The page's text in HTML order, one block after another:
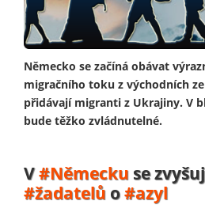
Německo se začíná obávat
migračního toku z východních
přidávají migranti z Ukrajiny. V
bude těžko zvládnutelné.
V#Německu se
#žadatelů o#azyl